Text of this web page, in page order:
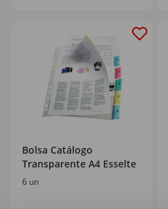
Bolsa Catálogo
Transparente A4 Esselte
6 un